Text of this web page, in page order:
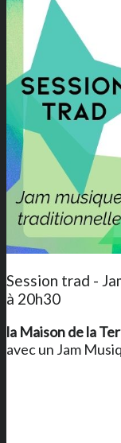
Session trad -
à 20h30
la Maison de la
avec un Jam